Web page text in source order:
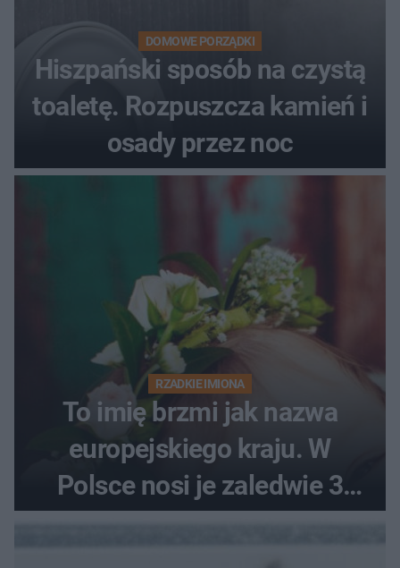
DOMOWE PORZĄDKI
Hiszpański sposób na czystą
toaletę. Rozpuszcza kamień i
osady przez noc
RZADKIE IMIONA
To imię brzmi jak nazwa
europejskiego kraju. W
Polsce nosi je zaledwie 3
kobiety